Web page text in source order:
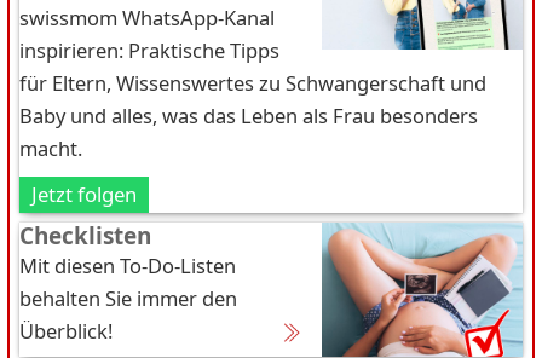
swissmom WhatsApp-Kanal
inspirieren: Praktische Tipps
für Eltern, Wissenswertes zu Schwangerschaft und
Baby und alles, was das Leben als Frau besonders
macht.
Jetzt folgen
Checklisten
Mit diesen To-Do-Listen
behalten Sie immer den
Überblick!